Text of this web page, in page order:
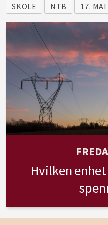
SKOLE NTB 17. MAI
Hvilken